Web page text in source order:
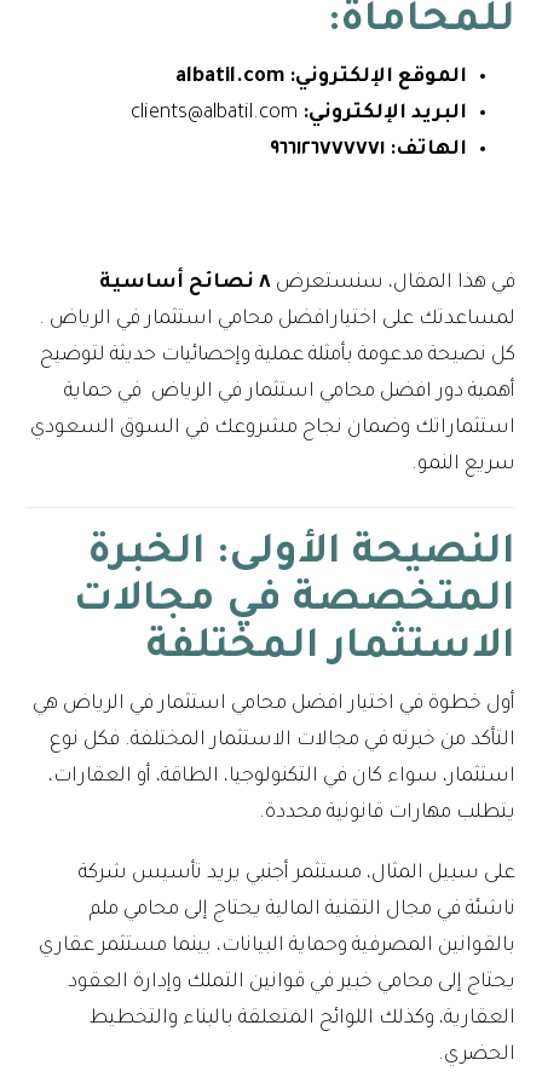
للمحاماة:
الموقع الإلكتروني: albatil.com
البريد الإلكتروني:
الهاتف: ٩٦٦١٢٦٧٧٧٧٧١
في هذا المقال، سنستعرض٨ نصائح أساسية
لمساعدتك على اختيارافضل محامي استثمار في الرياض .
كل نصيحة مدعومة بأمثلة عملية وإحصائيات حديثة لتوضيح
أهمية دور افضل محامي استثمار في الرياض في حماية
استثماراتك وضمان نجاح مشروعك في السوق السعودي
سريع النمو.
النصيحة الأولى: الخبرة
المتخصصة في مجالات
الاستثمار المختلفة
أول خطوة في اختيار افضل محامي استثمار في الرياض هي
التأكد من خبرته في مجالات الاستثمار المختلفة. فكل نوع
استثمار، سواء كان في التكنولوجيا، الطاقة، أو العقارات،
يتطلب مهارات قانونية محددة.
على سبيل المثال، مستثمر أجنبي يريد تأسيس شركة
ناشئة في مجال التقنية المالية يحتاج إلى محامي ملم
بالقوانين المصرفية وحماية البيانات، بينما مستثمر عقاري
يحتاج إلى محامي خبير في قوانين التملك وإدارة العقود
العقارية، وكذلك اللوائح المتعلقة بالبناء والتخطيط
الحضري.